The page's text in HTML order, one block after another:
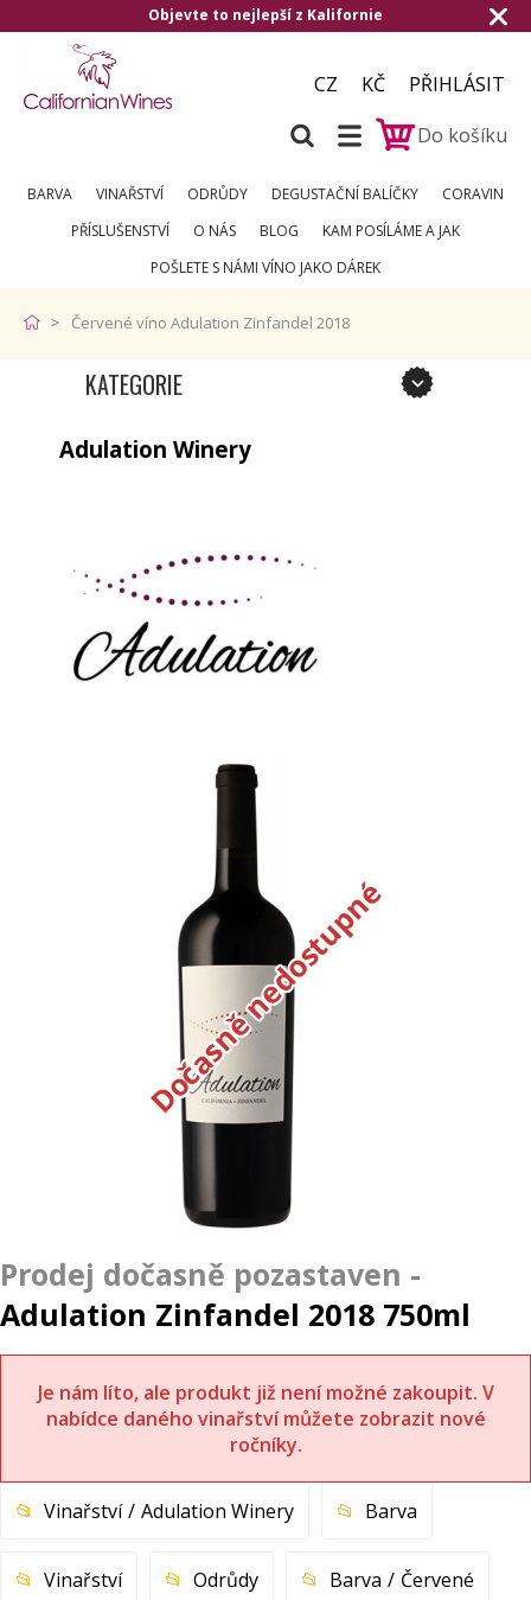
Objevte to nejlepší z Kalifornie
CZ KČ
PŘIHLÁSIT
Do košíku
BARVA VINAŘSTVÍ ODRŮDY DEGUSTAČNÍ BALÍČKY
CORAVIN
PŘÍSLUŠENSTVÍ
O NÁS BLOG
KAM POSÍLÁME A JAK
POŠLETE S NÁMI VÍNO JAKO DÁREK
Červené víno Adulation Zinfandel 2018
KATEGORIE
Adulation Winery
Dočasně nedostupné
Adulation Zinfandel 2018 750ml
Je nám líto, ale produkt již není možné zakoupit. V
nabídce daného vinařství můžete zobrazit nové
ročníky.
Vinařství Adulation Winery Barva
Vinařství Odrůdy Barva Červené